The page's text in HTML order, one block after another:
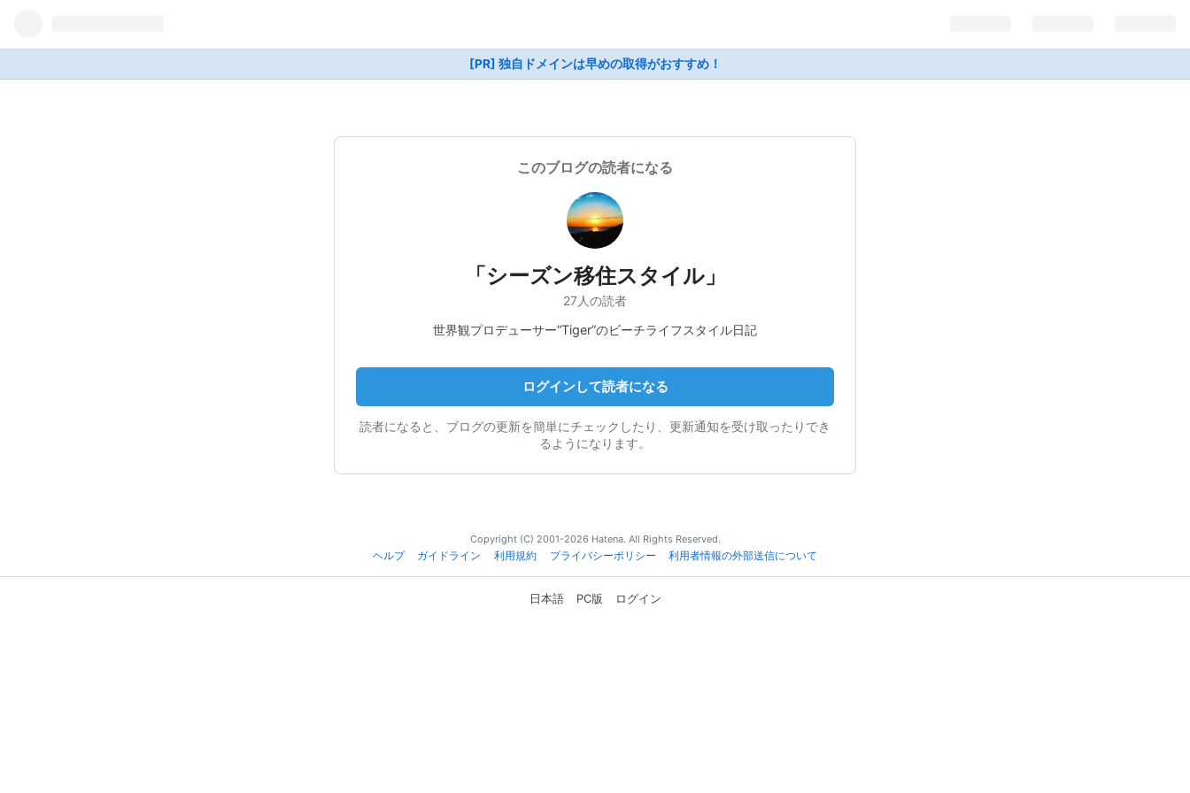
[PR] 独自ドメインは早めの取得がおすすめ！
このブログの読者になる
「シーズン移住スタイル」
27人の読者
世界観プロデューサー“Tiger”のビーチライフスタイル日記
ログインして読者になる
読者になると、ブログの更新を簡単にチェックしたり、更新通知を受け取ったりでき
るようになります。
Copyright (C) 2001-2026 Hatena. All Rights Reserved.
ヘルプ
ガイドライン 利用規約 プライバシーポリシー 利用者情報の外部送信について
日本語 PC版 ログイン